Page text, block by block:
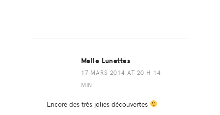
Melle Lunettes
17 MARS 2014 AT 20 H 14
MIN
Encore des très jolies découvertes